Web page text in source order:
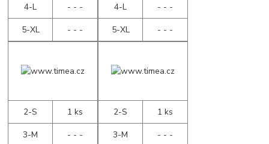
4-L
- - -
5-XL
- - -
4-L
- - -
5-XL
- - -
2-S
1 ks
3-M
- - -
2-S
1 ks
3-M
- - -